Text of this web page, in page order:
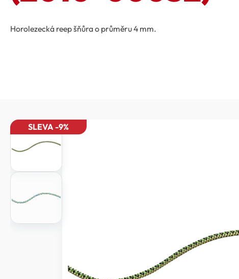
Horolezecká reep šňůra o průměru 4 mm.
SLEVA -9%